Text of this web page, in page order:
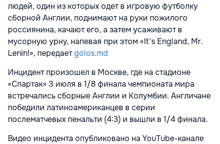
людей, один из которых одет в игровую футболку
сборной Англии, поднимают на руки пожилого
россиянина, качают его, а затем усаживают в
мусорную урну, напевая при этом «It's England, Mr.
Lenin!», передаетgolos.md
Инцидент произошел в Москве, где на стадионе
«Спартак» 3 июля в 1/8 финала чемпионата мира
встречались сборные Англии и Колумбии. Англичане
победили латиноамериканцев в серии
послематчевых пенальти (4:3) и вышли в 1/4 финала.
Видео инцидента опубликовано на YouTube-канале